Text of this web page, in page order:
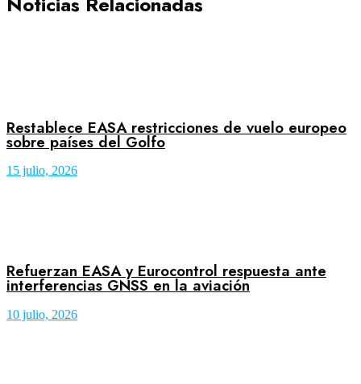
Restablece EASA restricciones de vuelo europeo
sobre países del Golfo
15 julio, 2026
Refuerzan EASA y Eurocontrol respuesta ante
interferencias GNSS en la aviación
10 julio, 2026